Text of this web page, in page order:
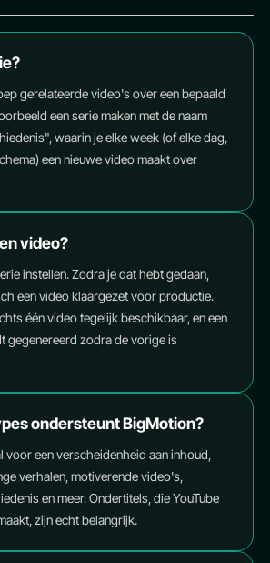
gerelateerde video's over een bepaald
een serie maken met de naam
waarin je elke week (of elke dag,
een nieuwe video maakt over
video?
instellen. Zodra je dat hebt gedaan,
een video klaargezet voor productie.
één video tegelijk beschikbaar, en een
gegenereerd zodra de vorige is
ondersteunt BigMotion?
voor een verscheidenheid aan inhoud,
verhalen, motiverende video's,
en meer. Ondertitels, die YouTube
zijn echt belangrijk.